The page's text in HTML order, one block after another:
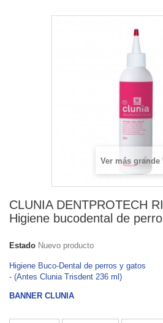
Ver más grande
CLUNIA DENTPROTECH
Higiene bucodental de
Estado Nuevo producto
Higiene Buco-Dental de perros y gatos
- (Antes Clunia Trisdent 236 ml)
BANNER CLUNIA